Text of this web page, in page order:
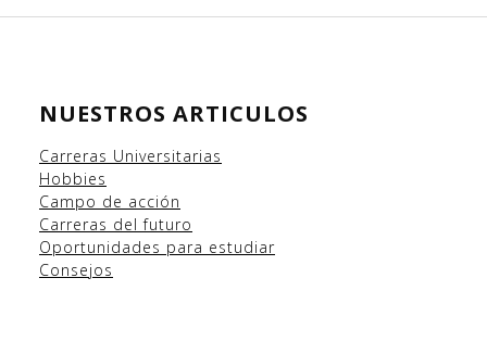
NUESTROS ARTICULOS
Carreras Universitarias
Hobbies
Campo de acción
Carreras del futuro
Oportunidades para estudiar
Consejos